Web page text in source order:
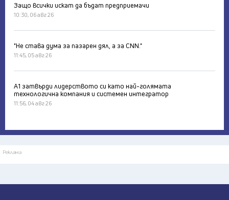
Защо всички искат да бъдат предприемачи
10:30, 06 авг 26
"Не става дума за пазарен дял, а за CNN."
11:45, 05 авг 26
А1 затвърди лидерството си като най-голямата
технологична компания и системен интегратор
11:56, 04 авг 26
Реклама